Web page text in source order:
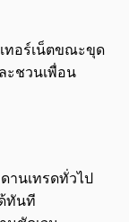
ทอร์เน็ตขณะขุด
ะชวนเพื่อน
านเทรดทั่วไป
ทันที